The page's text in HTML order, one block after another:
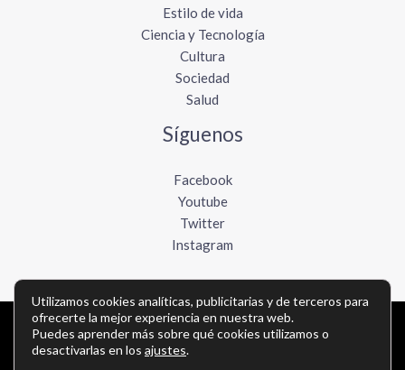
Estilo de vida
Ciencia y Tecnología
Cultura
Sociedad
Salud
Síguenos
Facebook
Youtube
Twitter
Instagram
Copyright © Todos los derechos reservados -
lavozdelpacifico.com
Utilizamos cookies analíticas, publicitarias y de terceros para
ofrecerte la mejor experiencia en nuestra web.
Puedes aprender más sobre qué cookies utilizamos o
desactivarlas en los ajustes.